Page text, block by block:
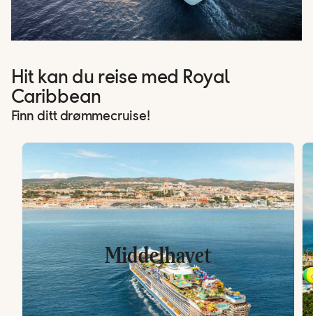
Hit kan du reise med Royal
Caribbean
Finn ditt drømmecruise!
Middelhavet